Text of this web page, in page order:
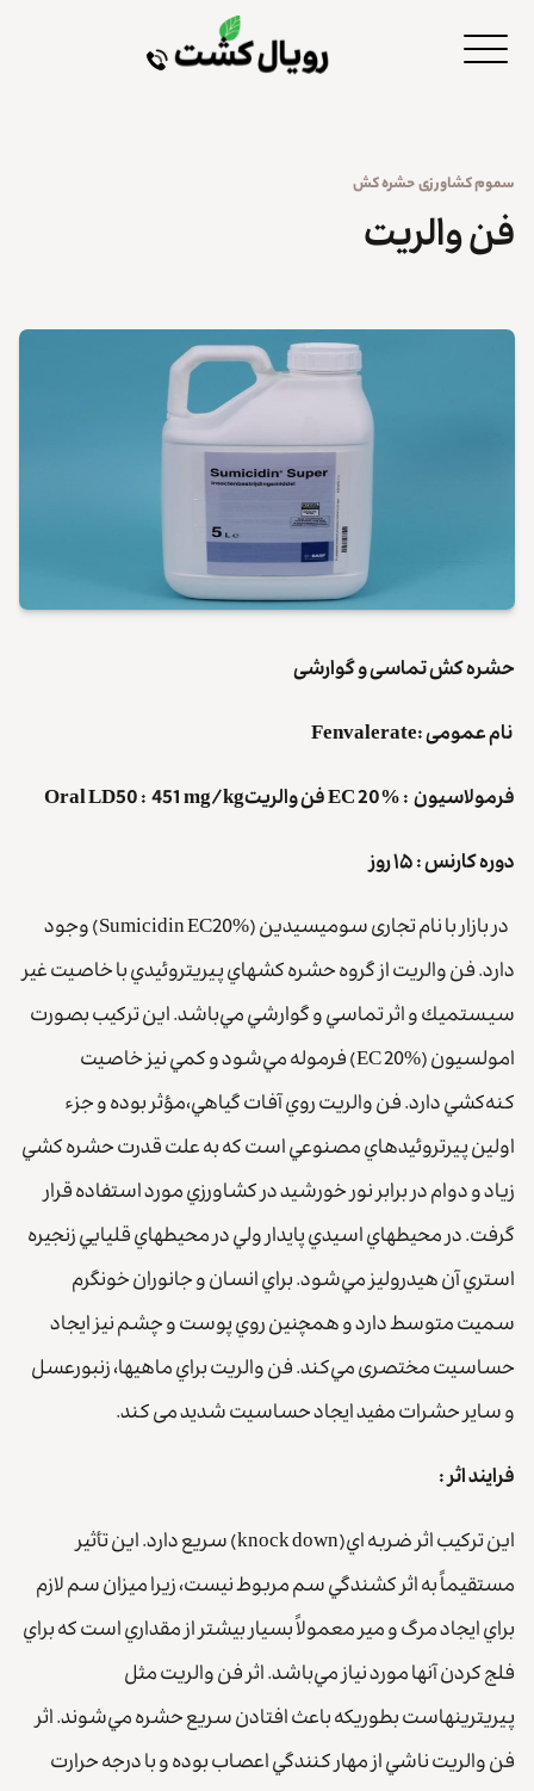
سموم کشاورزیحشره کش
فن والریت
حشره كش تماسی و گوارشی
نام عمومی :Fenvalerate
فرمولاسیون : EC 20% فن والريتOral LD50 : 451 mg/kg
دوره کارنس : ۱۵ روز
در بازار با نام تجاری سومیسیدین (Sumicidin EC20%) وجود
دارد. فن والريت از گروه حشره كشهاي پيريتروئيدي با خاصيت غير
سيستميك و اثر تماسي و گوارشي مي‌باشد. اين تركيب بصورت
امولسيون (EC 20%) فرموله مي‌شود و كمي نيز خاصيت
كنه‌كشي دارد. فن والريت روي آفات گياهي،مؤثر بوده و جزء
اولين پيرتروئيدهاي مصنوعي است كه به علت قدرت حشره ‌كشي
زياد و دوام در برابر نور خورشيد در كشاورزي مورد استفاده قرار
گرفت. در محيطهاي اسيدي پايدار ولي در محيطهاي قليايي زنجيره
استري آن هيدروليز مي‌شود. براي انسان و جانوران خونگرم
سميت متوسط دارد و همچنین روي پوست و چشم نيز ايجاد
حساسيت مختصری مي‌كند. فن والريت براي ماهيها، زنبورعسل
و ساير حشرات مفيد ایجاد حساسیت شدید می کند.
فرایند اثر :
اين تركيب اثر ضربه اي(knock down) سريع دارد. اين تأثير
مستقيماً به اثر كشندگي سم مربوط نيست، زيرا ميزان سم لازم
براي ايجاد مرگ و مير معمولاً بسيار بيشتر از مقداري است كه براي
فلج كردن آنها مورد نياز مي‌باشد. اثر فن والريت مثل
پيريترينهاست بطوريكه باعث افتادن سريع حشره مي‌شوند. اثر
فن والريت ناشي از مهار كنندگي اعصاب بوده و با درجه حرارت